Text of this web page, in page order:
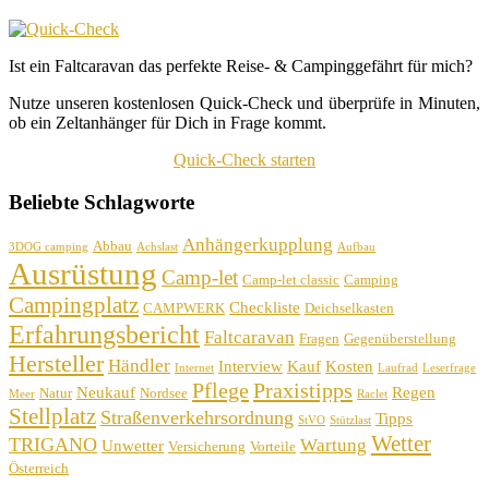
Ist ein Faltcaravan das perfekte Reise- & Campinggefährt für mich?
Nutze unseren kostenlosen Quick-Check und überprüfe in Minuten,
ob ein Zeltanhänger für Dich in Frage kommt.
Quick-Check starten
Beliebte Schlagworte
3DOG camping Abbau Achslast Anhängerkupplung Aufbau
Ausrüstung Camp-let Camp-let classic Camping
Campingplatz CAMPWERK Checkliste Deichselkasten
Erfahrungsbericht Faltcaravan Fragen Gegenüberstellung
Hersteller Händler Internet Interview Kauf Kosten Laufrad Leserfrage
Meer Natur Neukauf Nordsee PflegePraxistipps Raclet Regen
Stellplatz Straßenverkehrsordnung StVO Stützlast Tipps
TRIGANO Unwetter Versicherung Vorteile Wartung Wetter
Österreich